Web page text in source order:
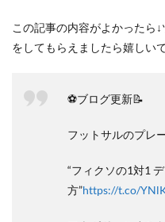
この記事の内容がよかったら
をしてもらえましたら嬉しい
⚽️ブログ更新📝
フットサルのプレ
“フィクソの1対1
方”https://t.co/